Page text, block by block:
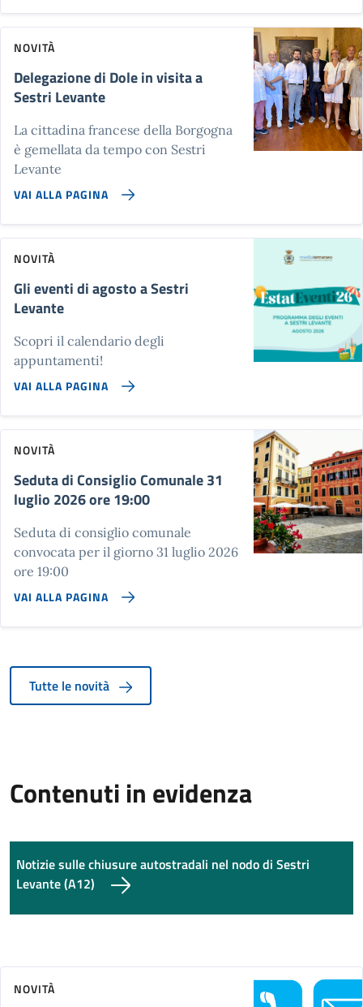
NOVITÀ
Delegazione di Dole in visita a
Sestri Levante
La cittadina francese della Borgogna
è gemellata da tempo con Sestri
Levante
VAI ALLA PAGINA
NOVITÀ
Gli eventi di agosto a Sestri
Levante
Scopri il calendario degli
appuntamenti!
VAI ALLA PAGINA
NOVITÀ
Seduta di Consiglio Comunale 31
luglio 2026 ore 19:00
Seduta di consiglio comunale
convocata per il giorno 31 luglio 2026
ore 19:00
VAI ALLA PAGINA
Tutte le novità
Contenuti in evidenza
Notizie sulle chiusure autostradali nel nodo di Sestri
Levante (A12)
NOVITÀ